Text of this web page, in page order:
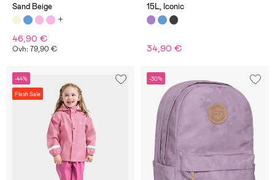
Sand Beige
46,90 €
Ovh: 79,90 €
15L, Iconic
34,90 €
-44%
Flash Sale
-30%